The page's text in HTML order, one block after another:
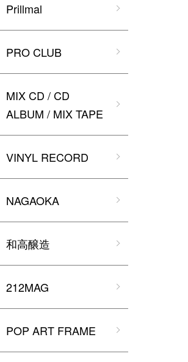
Prillmal
PRO CLUB
MIX CD / CD
ALBUM / MIX TAPE
VINYL RECORD
NAGAOKA
和高醸造
212MAG
POP ART FRAME